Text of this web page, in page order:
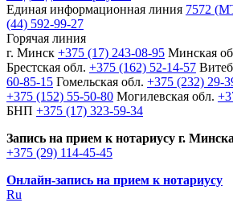
Единая информационная линия 7572
(44) 592-99-27
Горячая линия
г. Минск +375 (17) 243-08-95 Минская
Брестская обл. +375 (162) 52-14-57
60-85-15 Гомельская обл. +375 (232) 29-
+375 (152) 55-50-80 Могилевская обл.
БНП +375 (17) 323-59-34
Запись на прием к нотариусу г. Минска
+375 (29) 114-45-45
Онлайн-запись на прием к нотариусу
Ru